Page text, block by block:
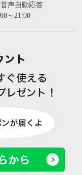
声自動応答
～21:00